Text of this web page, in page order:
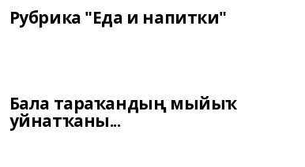
Рубрика "Еда и напитки"
Бала тараҡандың мыйыҡ
уйнатҡаны...